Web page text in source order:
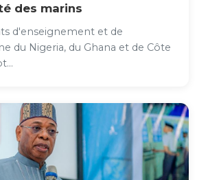
des marins
d'enseignement et de
du Nigeria, du Ghana et de Côte